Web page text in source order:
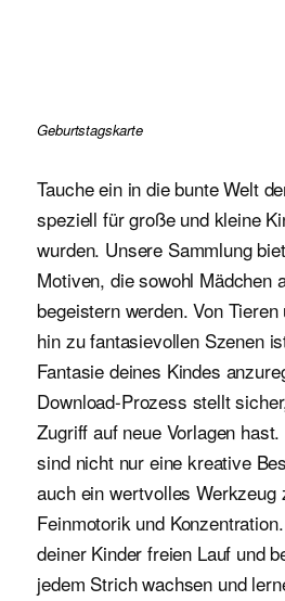
Geburtstagskarte
Tauche ein in die bunte Welt
speziell für große und kleine
wurden. Unsere Sammlung
Motiven, die sowohl Mädchen
begeistern werden. Von
hin zu fantasievollen Szenen
Fantasie deines Kindes
Download-Prozess stellt
Zugriff auf neue Vorlagen
sind nicht nur eine kreative
auch ein wertvolles Werkzeug
Feinmotorik und
deiner Kinder freien Lauf und
jedem Strich wachsen und